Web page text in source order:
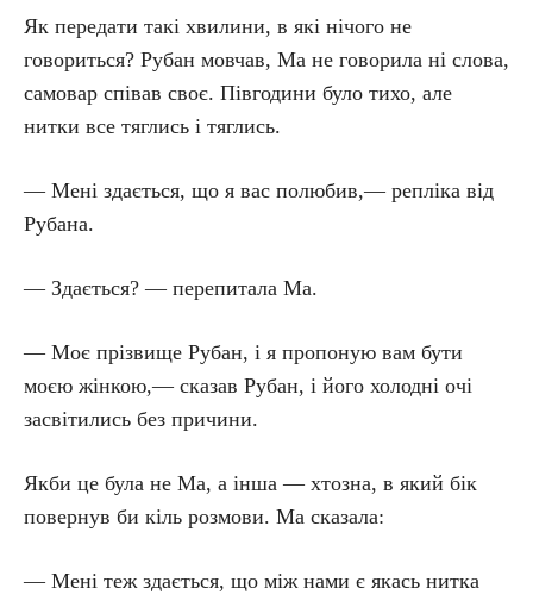
Як передати такі хвилини, в які нічого не
говориться? Рубан мовчав, Ма не говорила ні слова,
самовар співав своє. Півгодини було тихо, але
нитки все тяглись і тяглись.
— Мені здається, що я вас полюбив,— репліка від
Рубана.
— Здається? — перепитала Ма.
— Моє прізвище Рубан, і я пропоную вам бути
моєю жінкою,— сказав Рубан, і його холодні очі
засвітились без причини.
Якби це була не Ма, а інша — хтозна, в який бік
повернув би кіль розмови. Ма сказала:
— Мені теж здається, що між нами є якась нитка